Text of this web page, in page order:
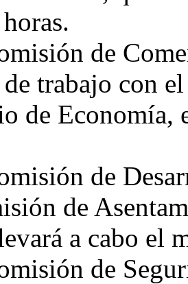
de
trabajo con
de Economía,
de
de
a cabo el
de